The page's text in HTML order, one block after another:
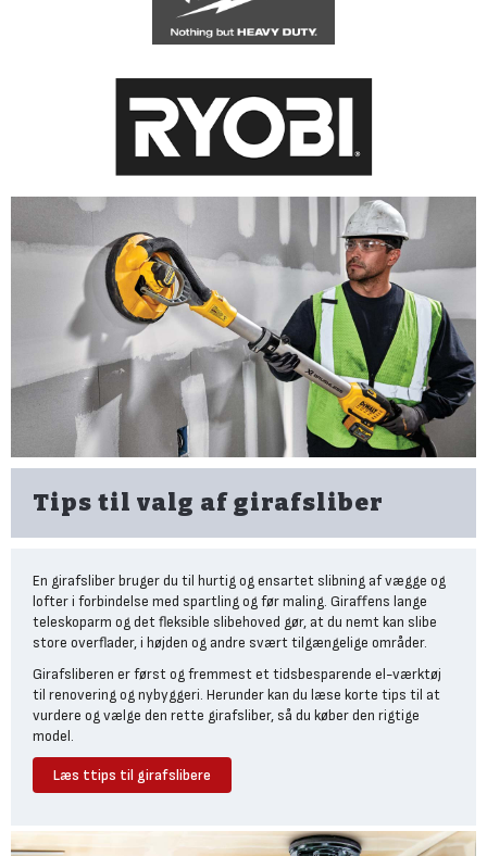
Tips til valg af girafsliber
En girafsliber bruger du til hurtig og ensartet slibning af vægge og
lofter i forbindelse med spartling og før maling. Giraffens lange
teleskoparm og det fleksible slibehoved gør, at du nemt kan slibe
store overflader, i højden og andre svært tilgængelige områder.
Girafsliberen er først og fremmest et tidsbesparende el-værktøj
til renovering og nybyggeri. Herunder kan du læse korte tips til at
vurdere og vælge den rette girafsliber, så du køber den rigtige
model.
Girafsliberens rækkevidde er
Læs ttips til girafslibere